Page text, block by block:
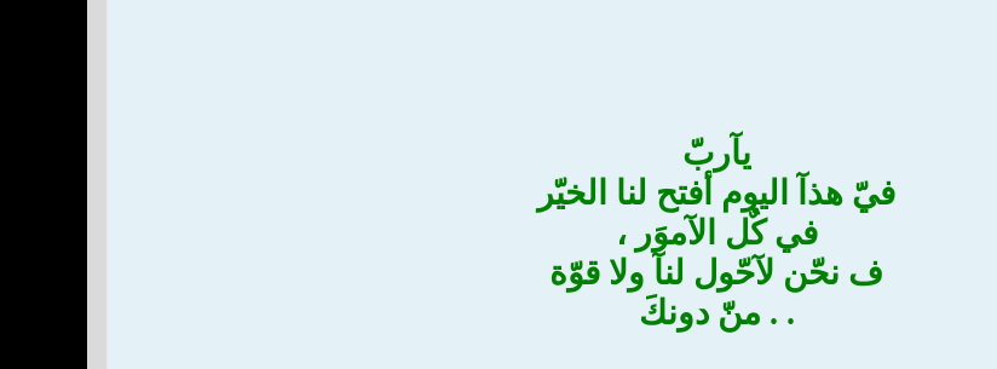
يآربّ
فيّ هذآ اليوم أفتح لنا الخيّر
في كٌل الآموَر ،
ف نحّن لآحّول لنآ ولا قوّة
. . منّ دونكَ